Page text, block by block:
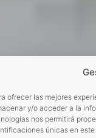
ofrecer las mejores
y/o acceder a la
nos permitirá
únicas en